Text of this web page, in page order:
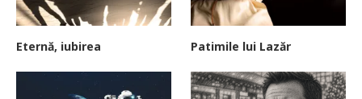
Eternă, iubirea Patimile lui Lazăr